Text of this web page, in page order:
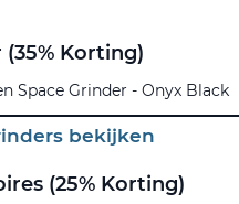
Korting)
Space Grinder - Onyx Black
bekijken
(25% Korting)